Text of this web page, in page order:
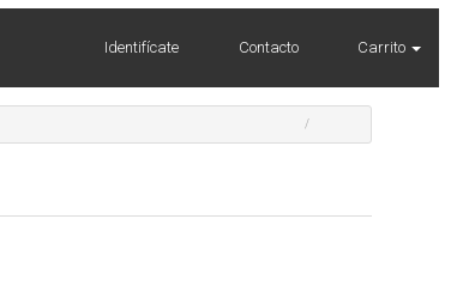
Identifícate Contacto Carrito